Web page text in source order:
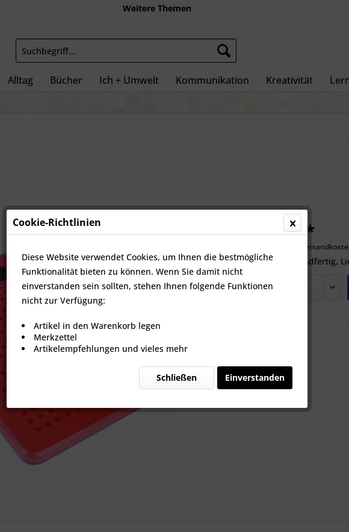
Weitere Themen
Alltag Bücher Ich + Umwelt Kommunikation Kreativität
14,95 € *
zzgl.
Sofort versandfertig,
Cookie-Richtlinien
Diese Website verwendet Cookies, um Ihnen die bestmögliche
Funktionalität bieten zu können. Wenn Sie damit nicht
einverstanden sein sollten, stehen Ihnen folgende Funktionen
nicht zur Verfügung:
Artikel in den Warenkorb legen
Merkzettel
Artikelempfehlungen und vieles mehr
Einverstanden
Schließen